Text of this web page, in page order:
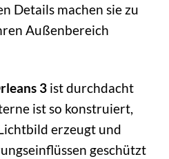
Details machen sie zu
Außenbereich
3 ist durchdacht
ist so konstruiert,
erzeugt und
geschützt